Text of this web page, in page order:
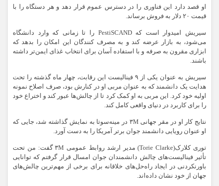
او قصد دارد این فناوری را در دسترس عموم قرار دهد و هر دستگاه را با
قیمت ۲۰ دلار به فروش برساند.
سیریش امیدوار است که PestiSCAND را تا زمانی که وارد دانشگاه
می‌شود، به بازار عرضه کند و به مصرف کنندگان این امکان را بدهد که
ابزاری مقرون به صرفه و با استفاده آسان برای انتخاب غذای ایمن‌تر داشته
باشند.
سیریش به عنوان یکی از ۹ فینالیست این رقابت، چهار ماه گذشته را تحت
هدایت یک دانشمند که به عنوان مربی او در کنارش بود، صرف اصلاح نمونه
اولیه خود کرد. این مربی به او کمک کرد تا از چالش‌ها عبور کند و اختراع خود
را برای کاربرد در دنیای واقعی کامل کند.
نتایج کار او در مقر جهانی ۳M در مینه‌سوتا به نمایش گذاشته شد، جایی که
او عنوان رویایی دانشمند جوان برتر آمریکا را به دست آورد.
توری کلارک(Torie Clarke) مدیر ارشد روابط عمومی ۳M گفت: من تحت
تأثیر فینالیست‌های چالش دانشمندان جوان امسال قرار گرفتم که توانایی
باورنکردنی در ایجاد راه‌حل‌های خلاقانه برای برخی از مهم‌ترین چالش‌های
جهان از خود نشان داده‌اند.